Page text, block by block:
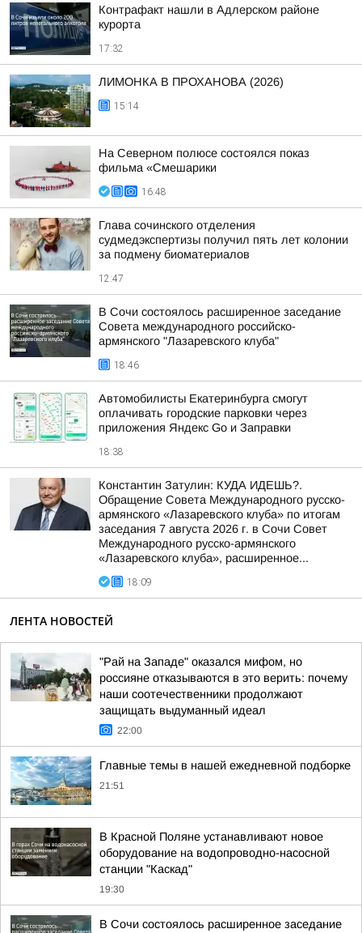
Контрафакт нашли в Адлерском районе
курорта
17:32
ЛИМОНКА В ПРОХАНОВА (2026)
15:14
На Северном полюсе состоялся показ
фильма «Смешарики
16:48
Глава сочинского отделения
судмедэкспертизы получил пять лет колонии
за подмену биоматериалов
12:47
В Сочи состоялось расширенное заседание
Совета международного российско-
армянского "Лазаревского клуба"
18:46
Автомобилисты Екатеринбурга смогут
оплачивать городские парковки через
приложения Яндекс Go и Заправки
18:38
Константин Затулин: КУДА ИДЕШЬ?.
Обращение Совета Международного русско-
армянского «Лазаревского клуба» по итогам
заседания 7 августа 2026 г. в Сочи Совет
Международного русско-армянского
«Лазаревского клуба», расширенное...
18:09
ЛЕНТА НОВОСТЕЙ
"Рай на Западе" оказался мифом, но
россияне отказываются в это верить: почему
наши соотечественники продолжают
защищать выдуманный идеал
22:00
Главные темы в нашей ежедневной подборке
21:51
В Красной Поляне устанавливают новое
оборудование на водопроводно-насосной
станции "Каскад"
19:30
В Сочи состоялось расширенное заседание